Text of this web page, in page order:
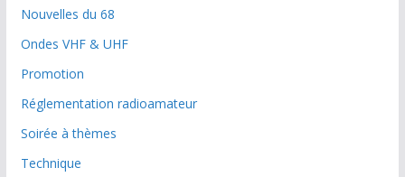
Nouvelles du 68
Ondes VHF & UHF
Promotion
Réglementation radioamateur
Soirée à thèmes
Technique